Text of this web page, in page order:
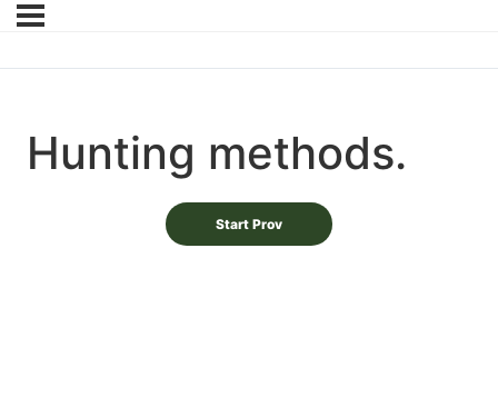
Hunting methods.